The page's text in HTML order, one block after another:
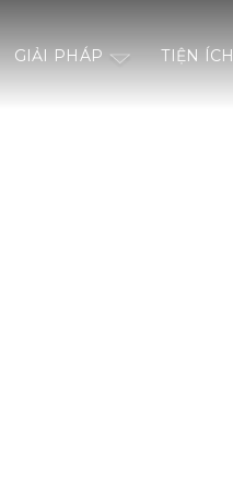
GIẢI PHÁP TIỆN ÍCH